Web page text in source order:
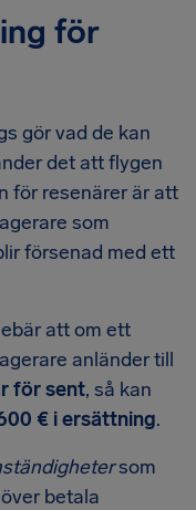
för
gör vad de kan
det att flygen
för resenärer är att
som
försenad med ett
att om ett
anländer till
för sent, så kan
€ i ersättning.
som
betala